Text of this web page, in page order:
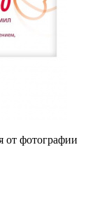
от фотографии